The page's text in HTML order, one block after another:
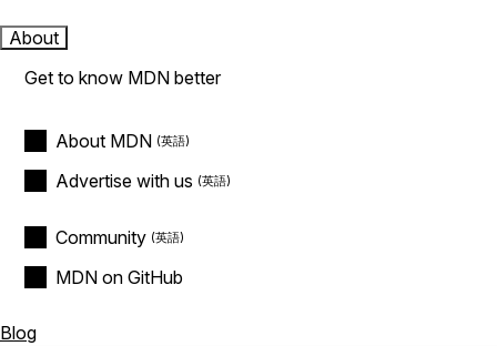
About
Get to know MDN better
About MDN
Advertise with us
Community
MDN on GitHub
Blog